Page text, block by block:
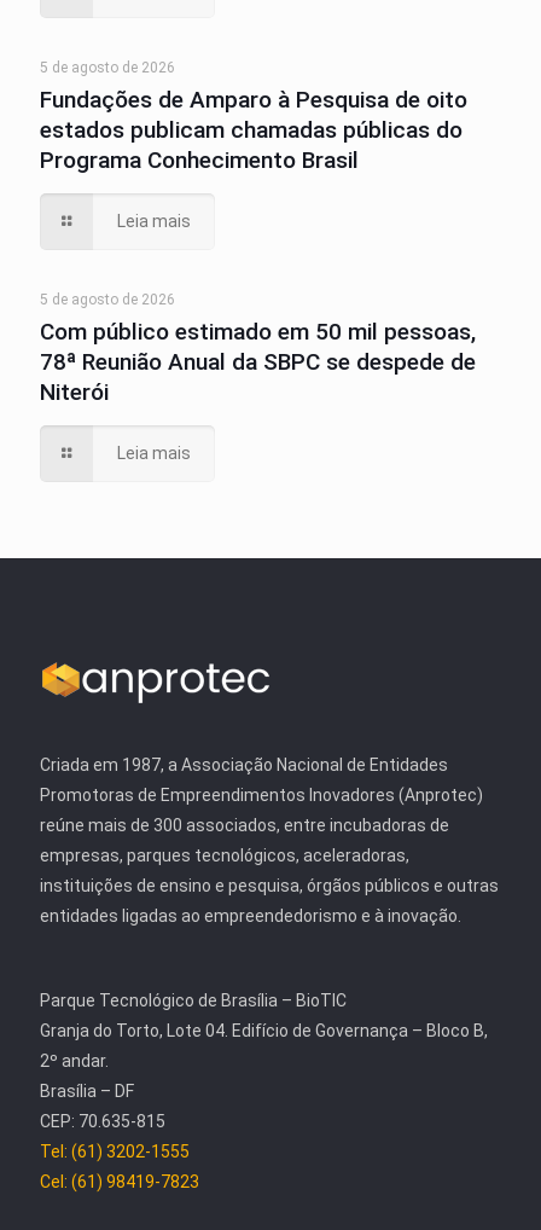
5 de agosto de 2026
Fundações de Amparo à Pesquisa de oito
estados publicam chamadas públicas do
Programa Conhecimento Brasil
Leia mais
5 de agosto de 2026
Com público estimado em 50 mil pessoas,
78ª Reunião Anual da SBPC se despede de
Niterói
Leia mais
Criada em 1987, a Associação Nacional de Entidades
Promotoras de Empreendimentos Inovadores (Anprotec)
reúne mais de 300 associados, entre incubadoras de
empresas, parques tecnológicos, aceleradoras,
instituições de ensino e pesquisa, órgãos públicos e outras
entidades ligadas ao empreendedorismo e à inovação.
Parque Tecnológico de Brasília – BioTIC
Granja do Torto, Lote 04. Edifício de Governança – Bloco B,
2º andar.
Brasília – DF
CEP: 70.635-815
Tel: (61) 3202-1555
Cel: (61) 98419-7823